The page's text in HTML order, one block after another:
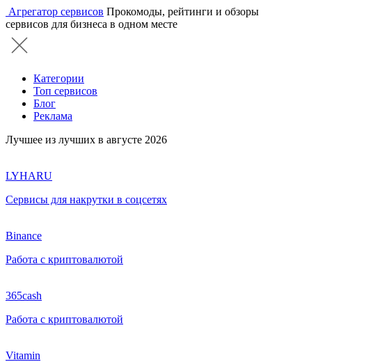
Агрегатор сервисов Прокомоды, рейтинги и обзоры
сервисов для бизнеса в одном месте
Категории
Топ сервисов
Блог
Реклама
Лучшее из лучших в августе 2026
LYHARU
Сервисы для накрутки в соцсетях
Binance
Работа с криптовалютой
365cash
Работа с криптовалютой
Vitamin